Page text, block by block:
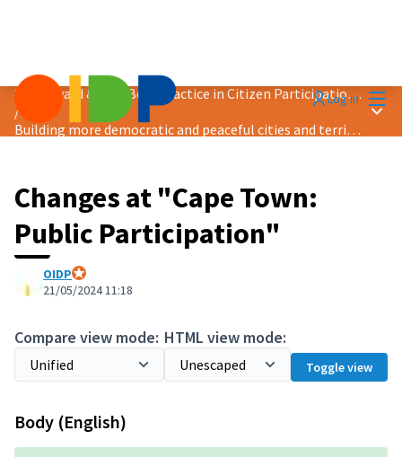
Log in
2024 Award &quot;Best Practice in Citizen Participation&quot;
/
Building more democratic and peaceful cities and territories
Main
Changes at "Cape Town:
Public Participation"
OIDP
Official participant
21/05/2024 11:18
Compare view mode: HTML view mode:
Toggle view
Body (English)